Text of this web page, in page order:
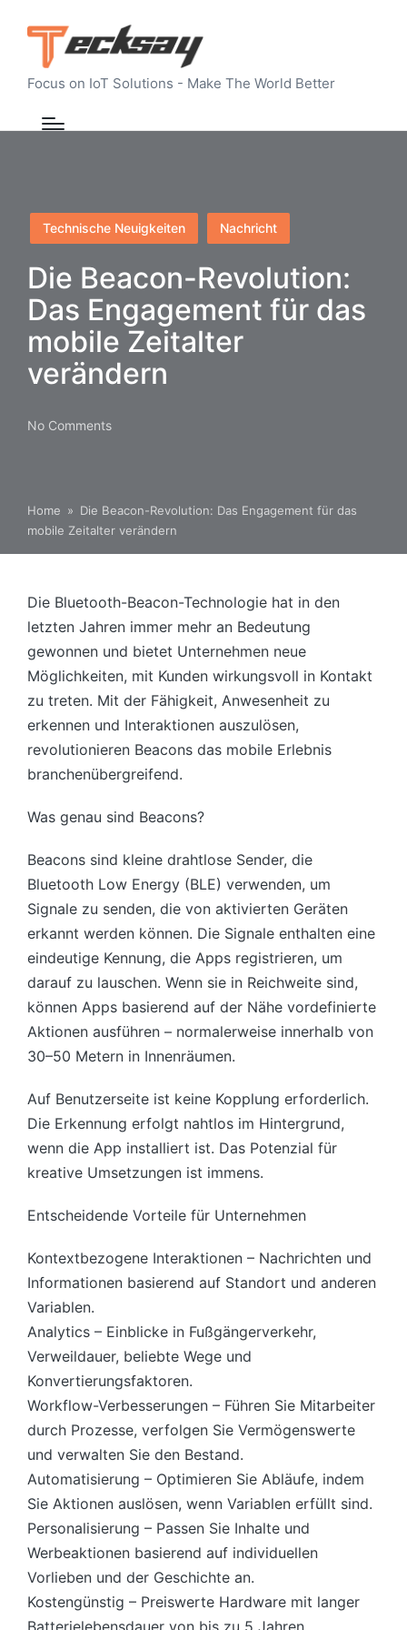
Focus on IoT Solutions - Make The World Better
Posted
in
Technische Neuigkeiten Nachricht
Die Beacon-Revolution:
Das Engagement für das
mobile Zeitalter
verändern
No Comments
Home » Die Beacon-Revolution: Das Engagement für das
mobile Zeitalter verändern
Die Bluetooth-Beacon-Technologie hat in den
letzten Jahren immer mehr an Bedeutung
gewonnen und bietet Unternehmen neue
Möglichkeiten, mit Kunden wirkungsvoll in Kontakt
zu treten. Mit der Fähigkeit, Anwesenheit zu
erkennen und Interaktionen auszulösen,
revolutionieren Beacons das mobile Erlebnis
branchenübergreifend.
Was genau sind Beacons?
Beacons sind kleine drahtlose Sender, die
Bluetooth Low Energy (BLE) verwenden, um
Signale zu senden, die von aktivierten Geräten
erkannt werden können. Die Signale enthalten eine
eindeutige Kennung, die Apps registrieren, um
darauf zu lauschen. Wenn sie in Reichweite sind,
können Apps basierend auf der Nähe vordefinierte
Aktionen ausführen – normalerweise innerhalb von
30–50 Metern in Innenräumen.
Auf Benutzerseite ist keine Kopplung erforderlich.
Die Erkennung erfolgt nahtlos im Hintergrund,
wenn die App installiert ist. Das Potenzial für
kreative Umsetzungen ist immens.
Entscheidende Vorteile für Unternehmen
Kontextbezogene Interaktionen – Nachrichten und
Informationen basierend auf Standort und anderen
Variablen.
Analytics – Einblicke in Fußgängerverkehr,
Verweildauer, beliebte Wege und
Konvertierungsfaktoren.
Workflow-Verbesserungen – Führen Sie Mitarbeiter
durch Prozesse, verfolgen Sie Vermögenswerte
und verwalten Sie den Bestand.
Automatisierung – Optimieren Sie Abläufe, indem
Sie Aktionen auslösen, wenn Variablen erfüllt sind.
Personalisierung – Passen Sie Inhalte und
Werbeaktionen basierend auf individuellen
Vorlieben und der Geschichte an.
Kostengünstig – Preiswerte Hardware mit langer
Batterielebensdauer von bis zu 5 Jahren.